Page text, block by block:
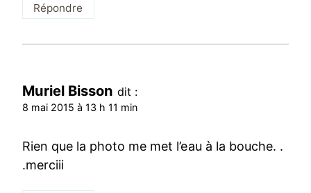
Répondre
Muriel Bisson dit :
8 mai 2015 à 13 h 11 min
Rien que la photo me met l’eau à la bouche. .
.merciii